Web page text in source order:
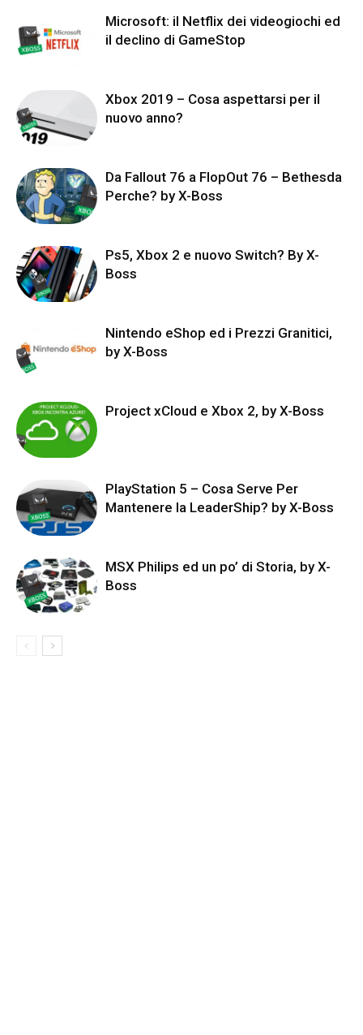
Microsoft: il Netflix dei videogiochi ed
il declino di GameStop
Xbox 2019 – Cosa aspettarsi per il
nuovo anno?
Da Fallout 76 a FlopOut 76 – Bethesda
Perche? by X-Boss
Ps5, Xbox 2 e nuovo Switch? By X-
Boss
Nintendo eShop ed i Prezzi Granitici,
by X-Boss
Project xCloud e Xbox 2, by X-Boss
PlayStation 5 – Cosa Serve Per
Mantenere la LeaderShip? by X-Boss
MSX Philips ed un po’ di Storia, by X-
Boss